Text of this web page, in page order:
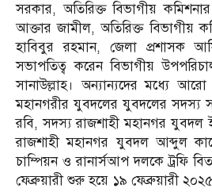
সরকার, অতিরিক্ত বিভাগীয়
আক্তার জামীল, অতিরিক্ত বিভাগীয়
হাবিবুর রহমান, জেলা প্রশাসক
সভাপতিত্ব করেন বিভাগীয়
সানাউল্লাহ। অন্যান্যদের মধ্যে আরো
মহানগরীর যুবদলের যুবদলের সদস্য
রবি, সদস্য রাজশাহী মহানগর যুবদল
রাজশাহী মহানগর যুবদল আব্দুল
চাম্পিয়ন ও রানার্সআপ দলকে ট্রফি
ফেব্রুয়ারী শুরু হয়ে ১৯ ফেব্রুয়ারী